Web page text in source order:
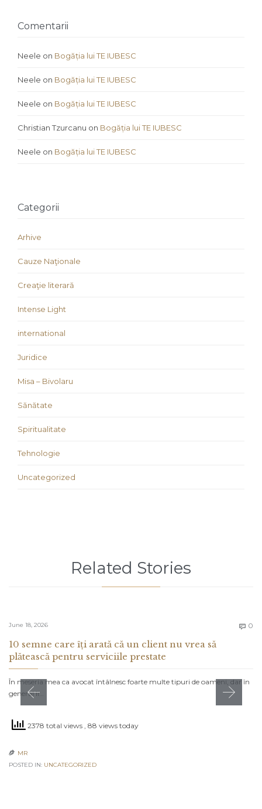
Comentarii
Neele on Bogăția lui TE IUBESC
Neele on Bogăția lui TE IUBESC
Neele on Bogăția lui TE IUBESC
Christian Tzurcanu on Bogăția lui TE IUBESC
Neele on Bogăția lui TE IUBESC
Categorii
Arhive
Cauze Naţionale
Creaţie literară
Intense Light
international
Juridice
Misa – Bivolaru
Sănătate
Spiritualitate
Tehnologie
Uncategorized
Related Stories
June 18, 2026  0
10 semne care îți arată că un client nu vrea să
plătească pentru serviciile prestate
În meseria mea ca avocat întâlnesc foarte multe tipuri de oameni, dar în
general îi…
2378 total views , 88 views today
 MR
POSTED IN: UNCATEGORIZED